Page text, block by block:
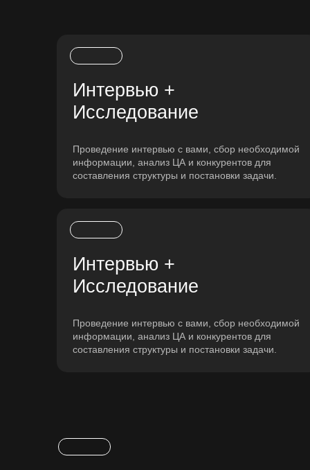
Интервью +
Исследование
Проведение интервью с вами, сбор необходимой
информации, анализ ЦА и конкурентов для
составления структуры и постановки задачи.
Интервью +
Исследование
Проведение интервью с вами, сбор необходимой
информации, анализ ЦА и конкурентов для
составления структуры и постановки задачи.
RE:DESIGN
FINALLY...
Сайт пока приостановил свою работу, по
обновления и верстки нового
дизайна :)
Telegram